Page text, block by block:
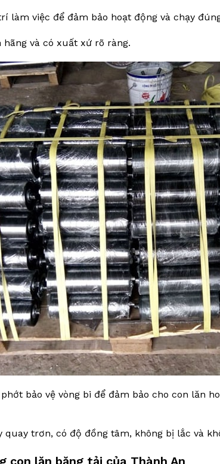
làm việc để đảm bảo hoạt động và chạy
và có xuất xứ rõ ràng.
bảo vệ vòng bi để đảm bảo cho con lăn
quay trơn, có độ đồng tâm, không bị lắc và
con lăn băng tải của Thành An